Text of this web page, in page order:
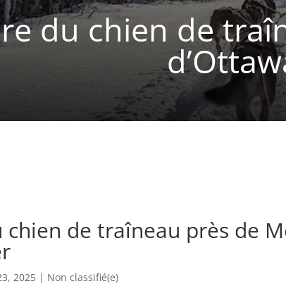
du chien de
chien de traîneau près de
2025 | Non classifié(e)